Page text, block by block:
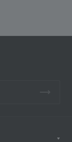
У
избранного.